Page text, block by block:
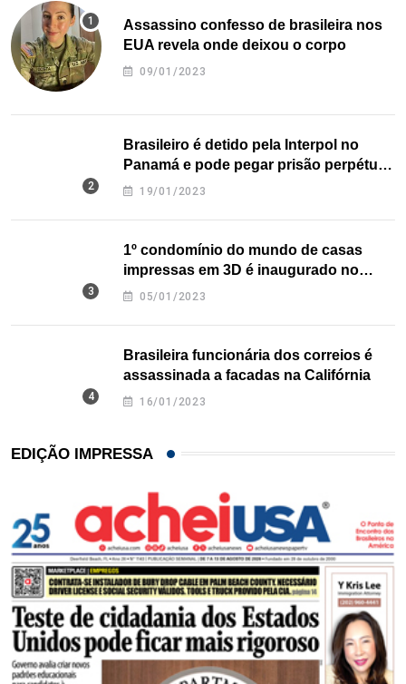
Assassino confesso de brasileira nos
EUA revela onde deixou o corpo
09/01/2023
Brasileiro é detido pela Interpol no
Panamá e pode pegar prisão perpétua
nos EUA
19/01/2023
1º condomínio do mundo de casas
impressas em 3D é inaugurado no
Texas
05/01/2023
Brasileira funcionária dos correios é
assassinada a facadas na Califórnia
16/01/2023
EDIÇÃO IMPRESSA